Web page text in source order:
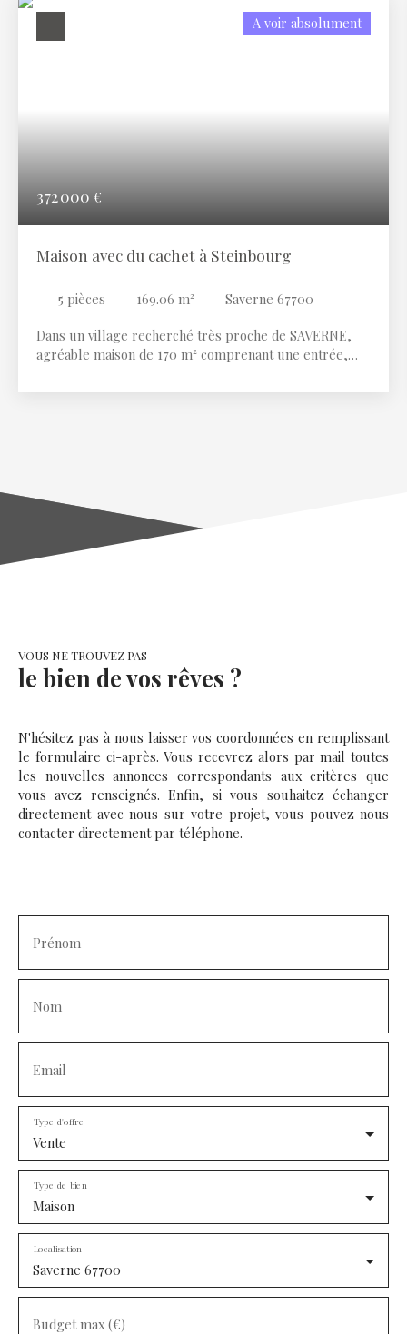
372 000 €
A voir absolument
Maison avec du cachet à Steinbourg
5 pièces 169.06 m² Saverne 67700
Dans un village recherché très proche de SAVERNE,
agréable maison de 170 m² comprenant une entrée,
lumineux salon séjour donnant accès à la terrasse au
Immobilière des Rohan Saverne Frédérique Voelckel
VOUS NE TROUVEZ PAS
le bien de vos rêves ?
N'hésitez pas à nous laisser vos coordonnées en remplissant
le formulaire ci-après. Vous recevrez alors par mail toutes
les nouvelles annonces correspondants aux critères que
vous avez renseignés. Enfin, si vous souhaitez échanger
directement avec nous sur votre projet, vous pouvez nous
contacter directement par téléphone.
Prénom
Nom
Email
Vente
Type d'offre
Maison
Type de bien
Saverne 67700
Localisation
Budget max (€)